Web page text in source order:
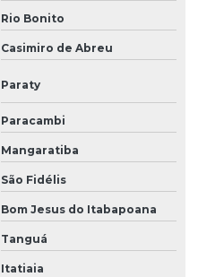
Rio Bonito
Casimiro de Abreu
Paraty
Paracambi
Mangaratiba
São Fidélis
Bom Jesus do Itabapoana
Tanguá
Itatiaia